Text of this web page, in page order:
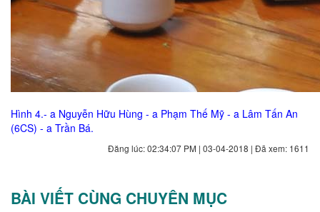
Hình 4.- a Nguyễn Hữu Hùng - a Phạm Thế Mỹ - a Lâm Tấn An
(6CS) - a Trần Bá.
Đăng lúc: 02:34:07 PM | 03-04-2018 | Đã xem: 1611
BÀI VIẾT CÙNG CHUYÊN MỤC